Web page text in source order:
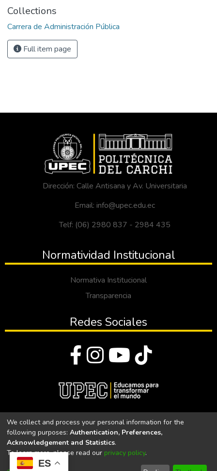
ES
Collections
Carrera de Administración Pública
Full item page
Dirección: Calle Antisana y Av. Universitaria
Email: info@upec.edu.ec
Telf: (06) 2980 837 - 2984 435
Normatividad Institucional
Normativa Institucional
Transparencia
Redes Sociales
Universidad Politécnica Estatal del Carchi
Universidad Politécnica Estatal del Carchi | Acreditada por el
We collect and process your personal information for the
following purposes: Authentication, Preferences,
Acknowledgement and Statistics.
To learn more, please read our privacy policy.